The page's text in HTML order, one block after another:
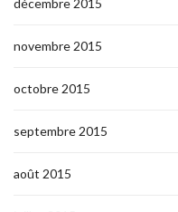
décembre 2015
novembre 2015
octobre 2015
septembre 2015
août 2015